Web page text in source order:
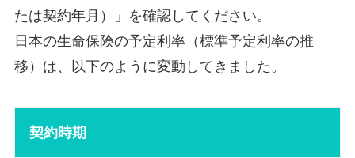
たは契約年月）」を確認してください。
日本の生命保険の予定利率（標準予定利率の推
移）は、以下のように変動してきました。
契約時期